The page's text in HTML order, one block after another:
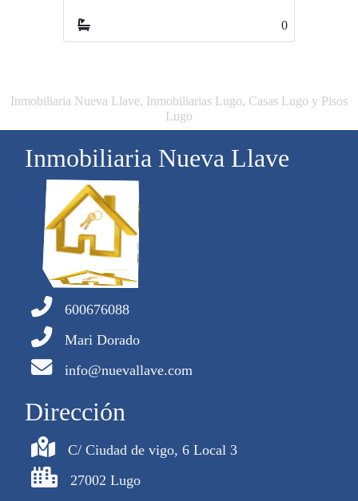
0
Inmobiliaria Nueva Llave, Inmobiliarias Lugo, Casas Lugo y Pisos
Lugo
Inmobiliaria Nueva Llave
600676088
Mari Dorado
info@nuevallave.com
Dirección
C/ Ciudad de vigo, 6 Local 3
27002 Lugo